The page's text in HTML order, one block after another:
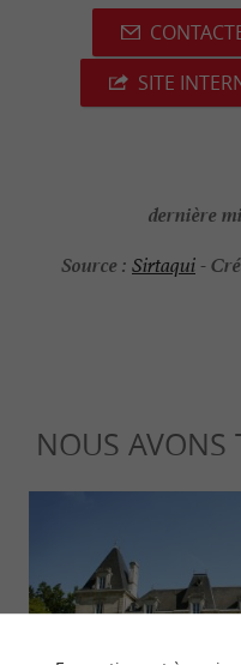
SITE
dernière
Source : Sirtaqui-
NOUS AVONS